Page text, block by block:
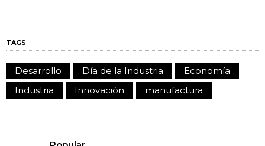
TAGS
Desarrollo Día de la Industria
Economía
Industria
Innovación manufactura